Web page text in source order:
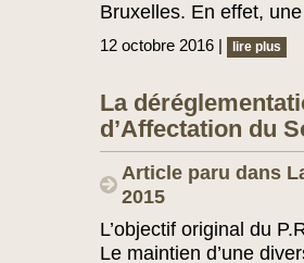
Bruxelles. En effet,
12 octobre 2016 | lire plus
La
d’Affectation du
Article paru dans
2015
L’objectif original du
Le maintien d’une